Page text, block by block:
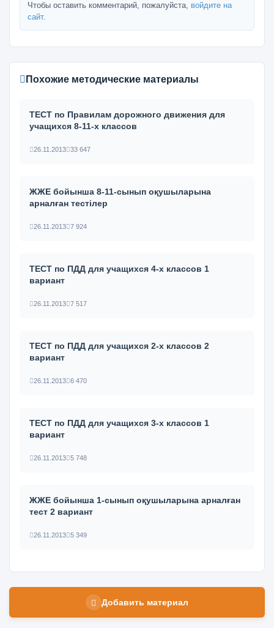
Чтобы оставить комментарий, пожалуйста, войдите на
сайт.
Похожие методические материалы
ТЕСТ по Правилам дорожного движения для
учащихся 8-11-х классов
26.11.2013 33 647
ЖЖЕ бойынша 8-11-сынып оқушыларына
арналған тестілер
26.11.2013 7 924
ТЕСТ по ПДД для учащихся 4-х классов 1
вариант
26.11.2013 7 517
ТЕСТ по ПДД для учащихся 2-х классов 2
вариант
26.11.2013 6 470
ТЕСТ по ПДД для учащихся 3-х классов 1
вариант
26.11.2013 5 748
ЖЖЕ бойынша 1-сынып оқушыларына арналған
тест 2 вариант
26.11.2013 5 349
Добавить материал